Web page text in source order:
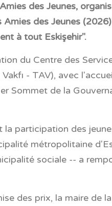
des Jeunes,
des Jeunes
à tout Eskişehir".
du Centre des
- TAV), avec
Sommet de la
participation des
métropolitaine
sociale -- a
des prix, la maire de